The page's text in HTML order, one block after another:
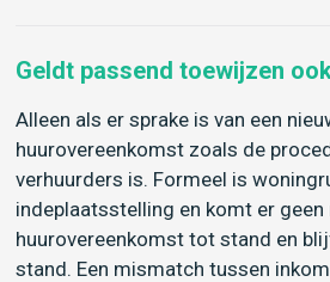
Geldt passend toewijzen
Alleen als er sprake is van een
huurovereenkomst zoals de
verhuurders is. Formeel is
indeplaatsstelling en komt er geen
huurovereenkomst tot stand en
stand. Een mismatch tussen